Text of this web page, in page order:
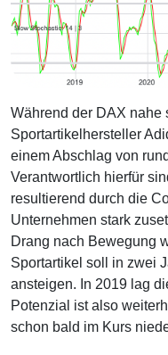
Während der DAX nahe
Sportartikelhersteller
einem Abschlag von
Verantwortlich hierfür
resultierend durch die
Unternehmen stark
Drang nach Bewegung
Sportartikel soll in zwei
ansteigen. In 2019 lag
Potenzial ist also
schon bald im Kurs